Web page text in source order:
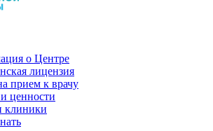
о Центре
лицензия
прием к врачу
ценности
клиники